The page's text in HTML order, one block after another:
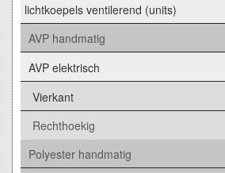
lichtkoepels ventilerend (units)
AVP handmatig
AVP elektrisch
Vierkant
Rechthoekig
Polyester handmatig